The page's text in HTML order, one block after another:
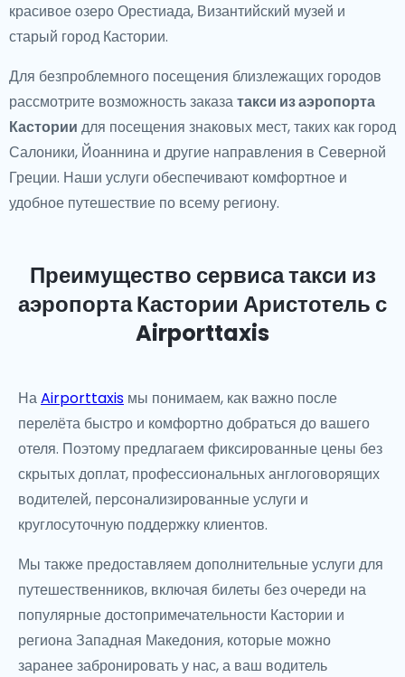
красивое озеро Орестиада, Византийский музей и
старый город Кастории.
Для безпроблемного посещения близлежащих городов
рассмотрите возможность заказатакси из аэропорта
Кастории для посещения знаковых мест, таких как город
Салоники, Йоаннина и другие направления в Северной
Греции. Наши услуги обеспечивают комфортное и
удобное путешествие по всему региону.
Преимущество сервиса такси из
аэропорта Кастории Аристотель с
Airporttaxis
НаAirporttaxis мы понимаем, как важно после
перелёта быстро и комфортно добраться до вашего
отеля. Поэтому предлагаем фиксированные цены без
скрытых доплат, профессиональных англоговорящих
водителей, персонализированные услуги и
круглосуточную поддержку клиентов.
Мы также предоставляем дополнительные услуги для
путешественников, включая билеты без очереди на
популярные достопримечательности Кастории и
региона Западная Македония, которые можно
заранее забронировать у нас, а ваш водитель